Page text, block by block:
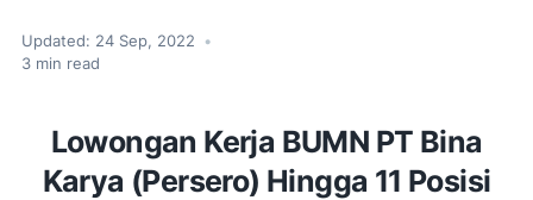
Updated: 24 Sep, 2022
•
3 min read
Lowongan Kerja BUMN PT Bina
Karya (Persero) Hingga 11 Posisi